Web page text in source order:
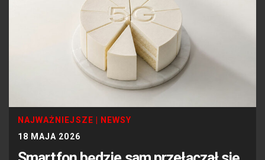
NAJWAŻNIEJSZE
NEWSY
18 MAJA 2026